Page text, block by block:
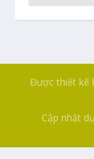
Được thiết kế
Cập nhật